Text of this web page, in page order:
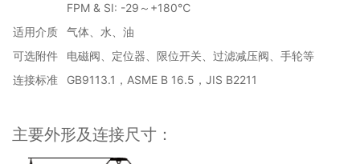
FPM & SI: -29～+180℃
适用介质
气体、水、油
可选附件
电磁阀、定位器、限位开关、过滤减压阀、手轮等
连接标准
GB9113.1，ASME B 16.5，JIS B2211
主要外形及连接尺寸：